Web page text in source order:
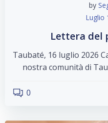
by
Luglio
Lettera del
Taubaté, 16 luglio 2026
nostra comunità di
0